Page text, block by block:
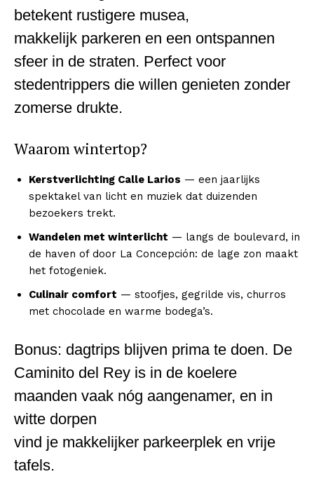
betekent rustigere musea,
makkelijk parkeren en een ontspannen
sfeer in de straten. Perfect voor
stedentrippers die willen genieten zonder
zomerse drukte.
Waarom wintertop?
Kerstverlichting Calle Larios — een jaarlijks
spektakel van licht en muziek dat duizenden
bezoekers trekt.
Wandelen met winterlicht — langs de boulevard, in
de haven of door La Concepción: de lage zon maakt
het fotogeniek.
Culinair comfort — stoofjes, gegrilde vis, churros
met chocolade en warme bodega’s.
Bonus: dagtrips blijven prima te doen. De
Caminito del Rey is in de koelere
maanden vaak nóg aangenamer, en in
witte dorpen
vind je makkelijker parkeerplek en vrije
tafels.